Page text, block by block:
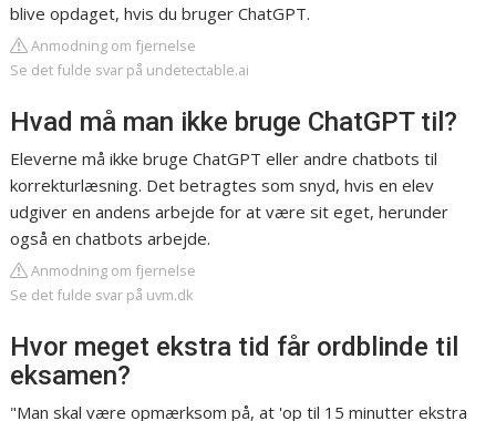
blive opdaget, hvis du bruger ChatGPT.
Anmodning om fjernelse
Se det fulde svar på undetectable.ai
Hvad må man ikke bruge ChatGPT til?
Eleverne må ikke bruge ChatGPT eller andre chatbots til
korrekturlæsning. Det betragtes som snyd, hvis en elev
udgiver en andens arbejde for at være sit eget, herunder
også en chatbots arbejde.
Anmodning om fjernelse
Se det fulde svar på uvm.dk
Hvor meget ekstra tid får ordblinde til
eksamen?
"Man skal være opmærksom på, at 'op til 15 minutter ekstra